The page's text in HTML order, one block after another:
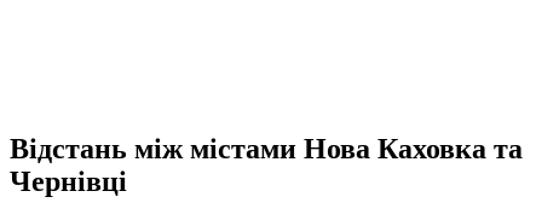
Відстань між містами Нова Каховка та
Чернівці